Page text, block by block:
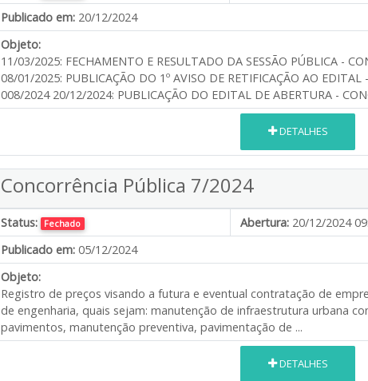
Publicado em: 20/12/2024
Objeto:
11/03/2025: FECHAMENTO E RESULTADO DA SESSÃO PÚBLICA -
08/01/2025: PUBLICAÇÃO DO 1º AVISO DE RETIFICAÇÃO AO EDITAL
008/2024 20/12/2024: PUBLICAÇÃO DO EDITAL DE ABERTURA -
DETALHES
Concorrência Pública 7/2024
Status: Fechado Abertura: 20/12/2024
Publicado em: 05/12/2024
Objeto:
Registro de preços visando a futura e eventual contratação de
de engenharia, quais sejam: manutenção de infraestrutura urbana
pavimentos, manutenção preventiva, pavimentação de ...
DETALHES